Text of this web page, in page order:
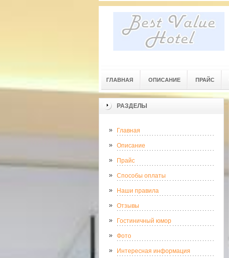
ГЛАВНАЯ ОПИСАНИЕ ПРАЙС
РАЗДЕЛЫ
Главная
Описание
Прайс
Способы оплаты
Наши правила
Отзывы
Гостиничный юмор
Фото
Интересная информация